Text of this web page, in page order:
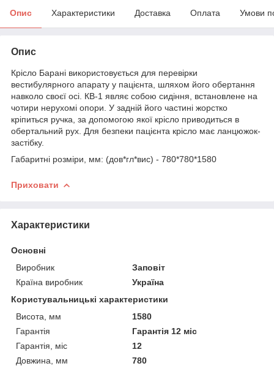
Опис Характеристики Доставка Оплата Умови
Опис
Крісло Барані використовується для перевірки
вестибулярного апарату у пацієнта, шляхом його обертання
навколо своєї осі. КВ-1 являє собою сидіння, встановлене на
чотири нерухомі опори. У задній його частині жорстко
кріпиться ручка, за допомогою якої крісло приводиться в
обертальний рух. Для безпеки пацієнта крісло має ланцюжок-
застібку.
Габаритні розміри, мм: (дов*гл*вис) - 780*780*1580
Приховати
Характеристики
Основні
Виробник
Заповіт
Країна виробник
Україна
Користувальницькі характеристики
Висота, мм
1580
Гарантія
Гарантія 12 міс
Гарантія, міс
12
Довжина, мм
780